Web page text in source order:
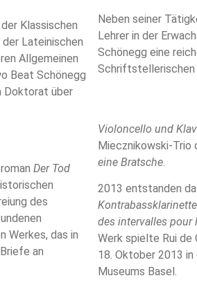
Klassischen
Lateinischen
Allgemeinen
Beat Schönegg
Doktorat über
Neben seiner
Lehrer in der
Schönegg eine
Schriftstellerischen
Der Tod
des
Werkes, das in
an
Violoncello und
Miecznikowski-Trio
eine Bratsche
2013 entstanden
Kontrabassklarinette
des intervalles pour
Werk spielte Rui de
18. Oktober 2013
Museums Basel.